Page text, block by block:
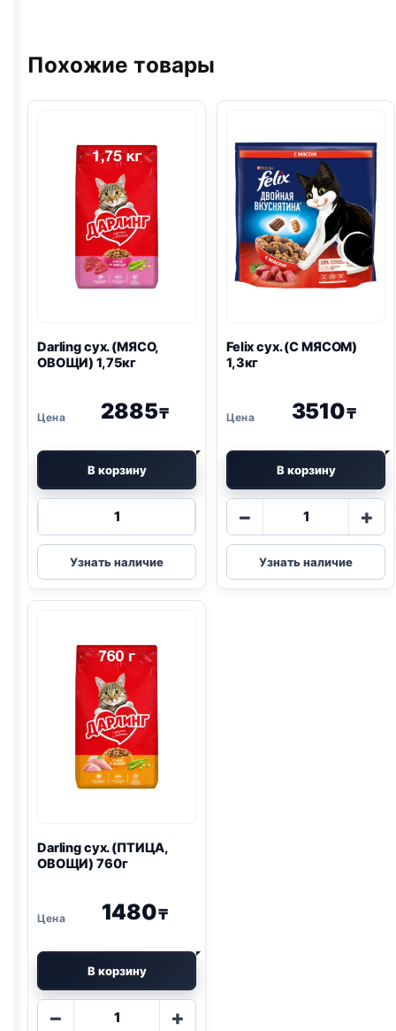
Похожие товары
Darling сух. (МЯСО,
ОВОЩИ) 1,75кг
2885₸
В корзину
Количество
Darling
сух.
(МЯСО,
Узнать наличие
Felixсух. (С МЯСОМ)
1,3кг
3510₸
В корзину
−
Количество
Felix
сух.
(С
+
Узнать наличие
Darling сух. (ПТИЦА,
ОВОЩИ) 760г
1480₸
В корзину
−
Количество
+